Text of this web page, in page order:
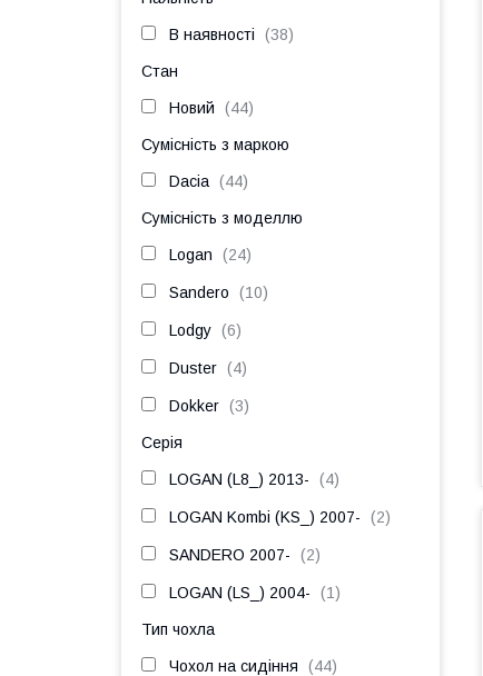
В наявності 38
Стан
Новий 44
Сумісність з маркою
Dacia 44
Сумісність з моделлю
Logan 24
Sandero 10
Lodgy 6
Duster 4
Dokker 3
Серія
LOGAN (L8_) 2013- 4
LOGAN Kombi (KS_) 2007- 2
SANDERO 2007- 2
LOGAN (LS_) 2004- 1
Тип чохла
Чохол на сидіння 44